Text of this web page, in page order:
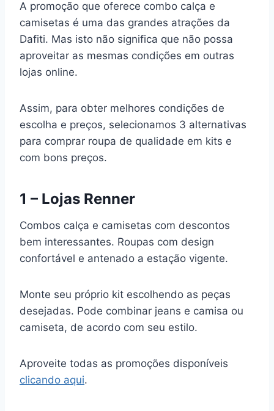
A promoção que oferece combo calça e
camisetas é uma das grandes atrações da
Dafiti. Mas isto não significa que não possa
aproveitar as mesmas condições em outras
lojas online.
Assim, para obter melhores condições de
escolha e preços, selecionamos 3 alternativas
para comprar roupa de qualidade em kits e
com bons preços.
1 – Lojas Renner
Combos calça e camisetas com descontos
bem interessantes. Roupas com design
confortável e antenado a estação vigente.
Monte seu próprio kit escolhendo as peças
desejadas. Pode combinar jeans e camisa ou
camiseta, de acordo com seu estilo.
Aproveite todas as promoções disponíveis
clicando aqui.